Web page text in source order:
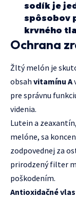
sodík je
spôsobov
krvného
Ochrana
Žltý melón je
obsah vitamínu A
pre správnu
videnia.
Lutein a
melóne, sa
zodpovednej za
prirodzený filter
poškodením.
Antioxidačné